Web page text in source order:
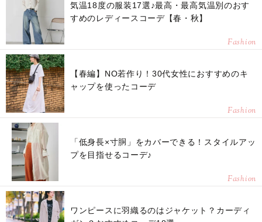
気温18度の服装17選♪最高・最高気温別のおす
すめのレディースコーデ【春・秋】
Fashion
【春編】NO若作り！30代女性におすすめのキ
ャップを使ったコーデ
Fashion
「低身長×寸胴」をカバーできる！スタイルアッ
プを目指せるコーデ♪
Fashion
ワンピースに羽織るのはジャケット？カーディ